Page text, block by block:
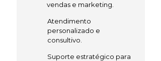
vendas e marketing.
Atendimento
personalizado e
consultivo.
Suporte estratégico para